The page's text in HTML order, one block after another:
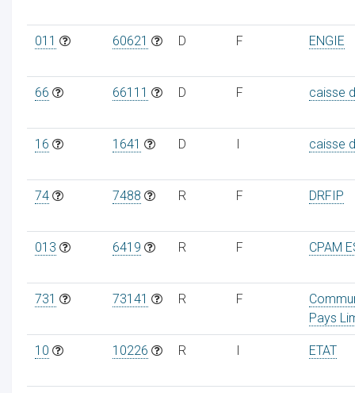
011 60621 D F ENGIE
66 66111 D F caisse
16 1641 D I caisse
74 7488 R F DRFIP
013 6419 R F CPAM
731 73141 R F
Pays
10 10226 R I ETAT